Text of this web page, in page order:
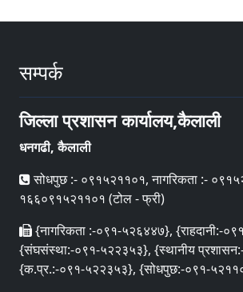
सम्पर्क
जिल्ला प्रशासन कार्यालय,कैलाली
धनगढी, कैलाली
सोधपुछ :- ०९१५२११०१, नागरिकता :-
१६६०९१५२११०१ (टोल - फ्री)
{नागरिकता :-०९१-५२६४४७}, {राहदानी:-
{संघसंस्था:-०९१-५२२३५३}, {स्थानीय
{क.प्र.:-०९१-५२२३५३}, {सोधपुछ:-०९१-